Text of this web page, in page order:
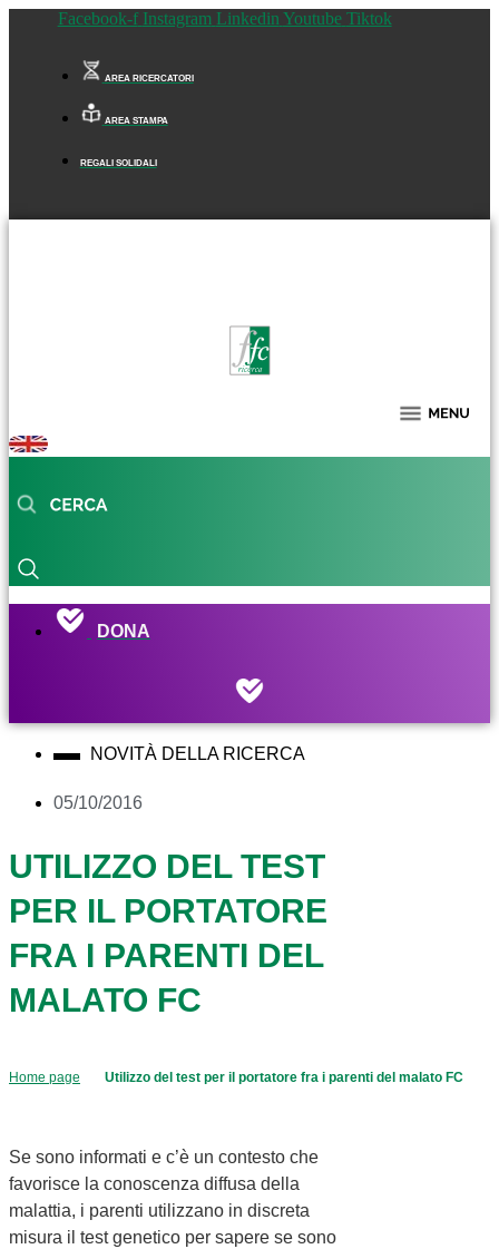
Facebook-f Instagram Linkedin Youtube Tiktok
AREA RICERCATORI
AREA STAMPA
REGALI SOLIDALI
DONA
NOVITÀ DELLA RICERCA
05/10/2016
UTILIZZO DEL TEST
PER IL PORTATORE
FRA I PARENTI DEL
MALATO FC
Home page Utilizzo del test per il portatore fra i parenti del malato FC
Se sono informati e c’è un contesto che
favorisce la conoscenza diffusa della
malattia, i parenti utilizzano in discreta
misura il test genetico per sapere se sono